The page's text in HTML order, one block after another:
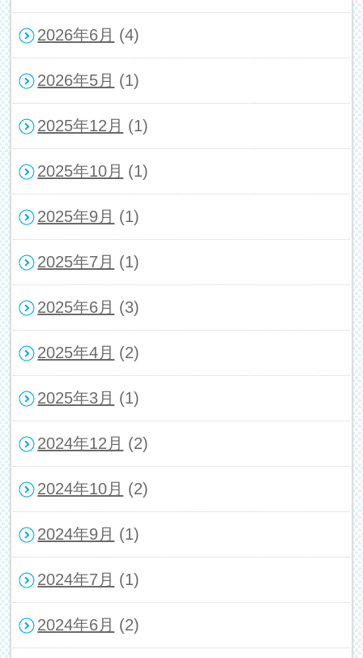
2026年6月 (4)
2026年5月 (1)
2025年12月 (1)
2025年10月 (1)
2025年9月 (1)
2025年7月 (1)
2025年6月 (3)
2025年4月 (2)
2025年3月 (1)
2024年12月 (2)
2024年10月 (2)
2024年9月 (1)
2024年7月 (1)
2024年6月 (2)